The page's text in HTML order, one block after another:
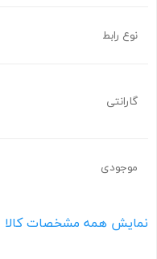
نوع رابط
گارانتی
موجودی
نمایش همه مشخصات کالا